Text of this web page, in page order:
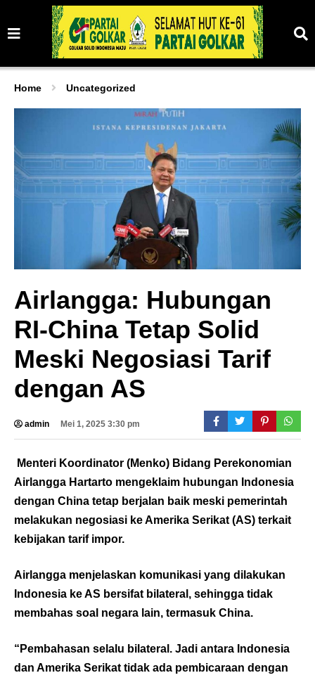
Home Uncategorized
Airlangga: Hubungan
RI-China Tetap Solid
Meski Negosiasi Tarif
dengan AS
admin Mei 1, 2025 3:30 pm
Menteri Koordinator (Menko) Bidang Perekonomian
Airlangga Hartarto mengeklaim hubungan Indonesia
dengan China tetap berjalan baik meski pemerintah
melakukan negosiasi ke Amerika Serikat (AS) terkait
kebijakan tarif impor.
Airlangga menjelaskan komunikasi yang dilakukan
Indonesia ke AS bersifat bilateral, sehingga tidak
membahas soal negara lain, termasuk China.
“Pembahasan selalu bilateral. Jadi antara Indonesia
dan Amerika Serikat tidak ada pembicaraan dengan